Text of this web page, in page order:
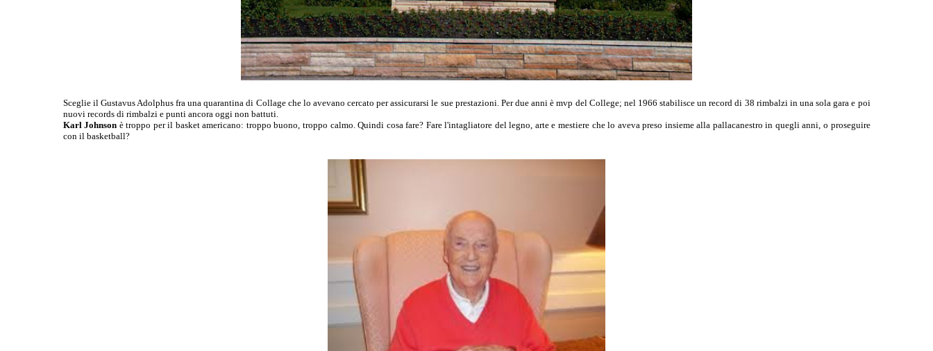
Sceglie il Gustavus Adolphus fra una quarantina di Collage che lo avevano cercato per assicurarsi le sue prestazioni. Per due anni è mvp del College; nel 1966 stabilisce un record di 38 rimbalzi in una sola gara e poi
nuovi records di rimbalzi e punti ancora oggi non battuti.
Karl Johnson è troppo per il basket americano: troppo buono, troppo calmo. Quindi cosa fare? Fare l'intagliatore del legno, arte e mestiere che lo aveva preso insieme alla pallacanestro in quegli anni, o proseguire
con il basketball?